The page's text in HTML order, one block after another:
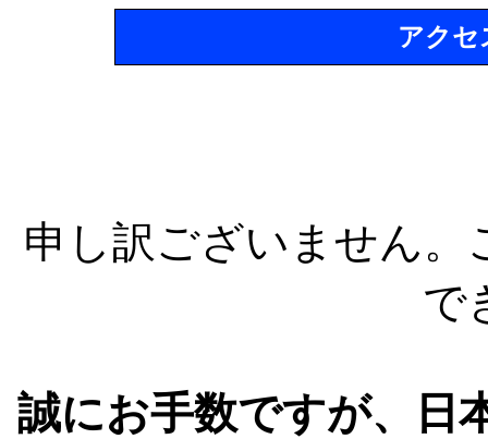
アクセ
申し訳ございません
で
誠にお手数ですが、日